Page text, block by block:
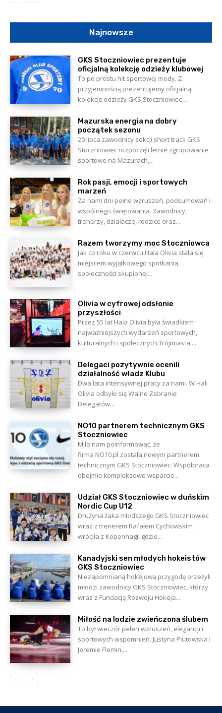
Najnowsze
GKS Stoczniowiec prezentuje
oficjalną kolekcję odzieży klubowej
To po prostu hit sportowej mody. Z
przyjemnością prezentujemy oficjalną
kolekcję odzieży GKS Stoczniowiec....
Mazurska energia na dobry
początek sezonu
20 lipca zawodnicy sekcji short track GKS
Stoczniowiec rozpoczęli letnie zgrupowanie
sportowe na Mazurach,...
Rok pasji, emocji i sportowych
marzeń
Za nami dni pełne wzruszeń, podsumowań i
wspólnego świętowania. Zawodnicy,
trenerzy, działacze, rodzice oraz...
Razem tworzymy moc Stoczniowca
Jak co roku w czerwcu Hala Olivia stała się
miejscem wyjątkowego spotkania
społeczności skupionej...
Olivia w cyfrowej odsłonie
przyszłości
Przez 55 lat Hala Olivia była świadkiem
najważniejszych wydarzeń sportowych,
kulturalnych i społecznych Trójmiasta....
Delegaci pozytywnie ocenili
działalność władz Klubu
Dwa lata intensywnej pracy za nami. W Hali
Olivia odbyło się Walne Zebranie
Delegatów...
NO10 partnerem technicznym GKS
Stoczniowiec
Miło nam poinformować, że
firma NO10.pl została nowym partnerem
technicznym GKS Stoczniowiec. Współpraca
obejmie kompleksowe wsparcie...
Udział GKS Stoczniowiec w duńskim
Nordic Cup U12
Drużyna żaka młodszego GKS Stoczniowiec
wraz z trenerem Rafałem Cychowskim
wróciła z Kopenhagi, gdzie...
Kanadyjski sen młodych hokeistów
GKS Stoczniowiec
Niezapomnianą hokejową przygodę przeżyli
młodzi zawodnicy GKS Stoczniowiec, którzy
wraz z Fundacją Rozwoju Hokeja...
Miłość na lodzie zwieńczona ślubem
To był wieczór pełen wzruszeń, elegancji i
sportowych wspomnień. Justyna Plutowska i
Jeremie Flemin,...